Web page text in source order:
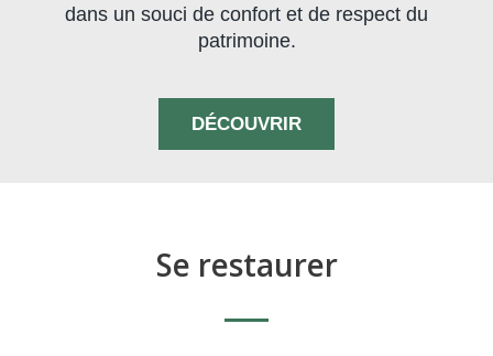
dans un souci de confort et de respect du
patrimoine.
DÉCOUVRIR
Se restaurer